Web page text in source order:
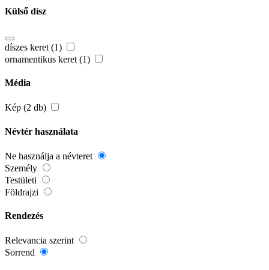
Külső dísz
díszes keret (1)
ornamentikus keret (1)
Média
Kép (2 db)
Névtér használata
Ne használja a névteret
Személy
Testületi
Földrajzi
Rendezés
Relevancia szerint
Sorrend